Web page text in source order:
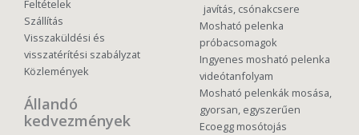
Feltételek
Szállítás
Visszaküldési és
visszatérítési szabályzat
Közlemények
Állandó
kedvezmények
javítás, csónakcsere
Mosható pelenka
próbacsomagok
Ingyenes mosható pelenka
videótanfolyam
Mosható pelenkák mosása,
gyorsan, egyszerűen
Ecoegg mosótojás